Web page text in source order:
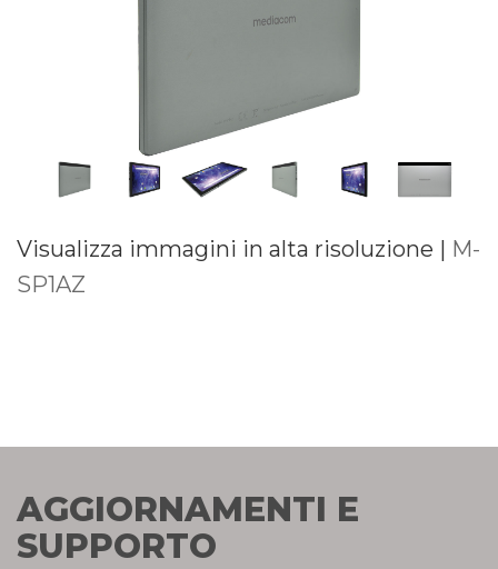
Visualizza immagini in alta risoluzione | M-
SP1AZ
AGGIORNAMENTI E
SUPPORTO